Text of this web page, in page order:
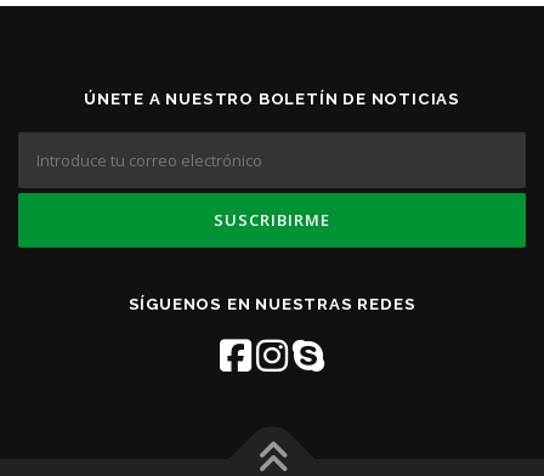
ÚNETE A NUESTRO BOLETÍN DE NOTICIAS
SÍGUENOS EN NUESTRAS REDES